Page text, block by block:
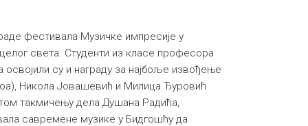
фестивала Музичке импресије у
света. Студенти из класе професора
су и награду за најбоље извођење
Никола Јовашевић и Милица Ђуровић
такмичењу дела Душана Радића,
савремене музике у Бидгошћу да